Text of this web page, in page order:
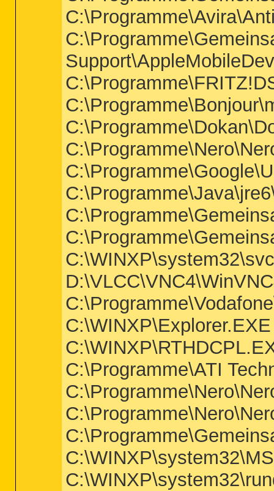
C:\WINXP\Explorer.EXE
C:\Programme\ATI